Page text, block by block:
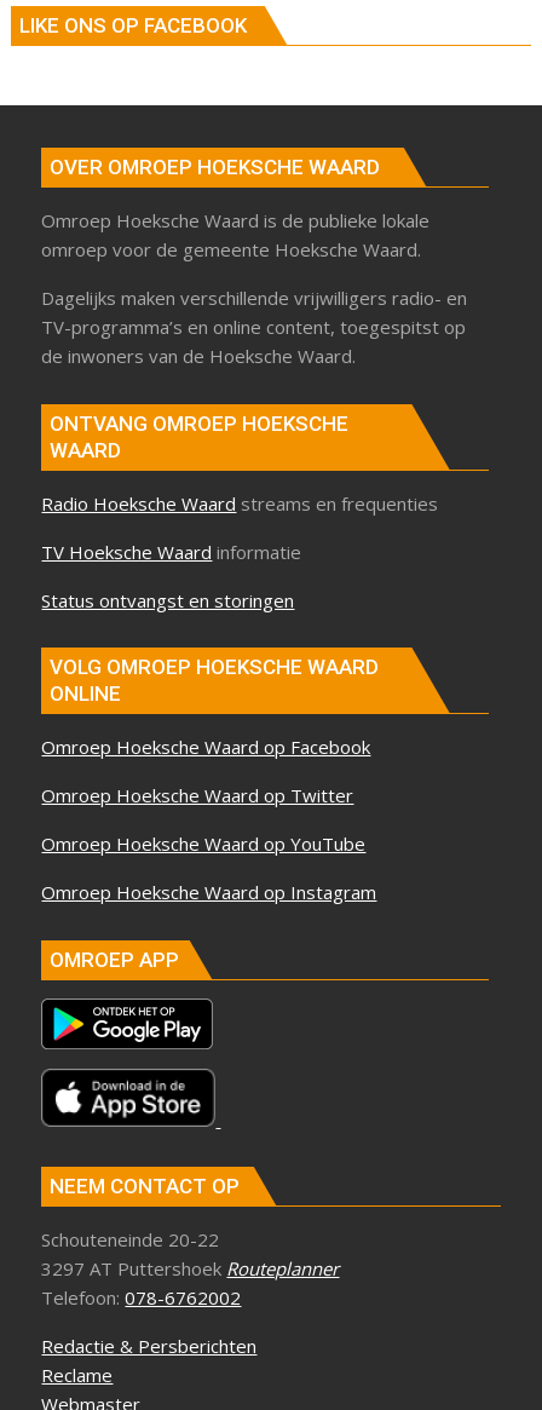
LIKE ONS OP FACEBOOK
OVER OMROEP HOEKSCHE WAARD
Omroep Hoeksche Waard is de publieke lokale
omroep voor de gemeente Hoeksche Waard.
Dagelijks maken verschillende vrijwilligers radio- en
TV-programma’s en online content, toegespitst op
de inwoners van de Hoeksche Waard.
ONTVANG OMROEP HOEKSCHE
WAARD
Radio Hoeksche Waard streams en frequenties
TV Hoeksche Waard informatie
Status ontvangst en storingen
VOLG OMROEP HOEKSCHE WAARD
ONLINE
Omroep Hoeksche Waard op Facebook
Omroep Hoeksche Waard op Twitter
Omroep Hoeksche Waard op YouTube
Omroep Hoeksche Waard op Instagram
OMROEP APP
NEEM CONTACT OP
Schouteneinde 20-22
3297 AT Puttershoek Routeplanner
Telefoon:078-6762002
Redactie & Persberichten
Reclame
Webmaster